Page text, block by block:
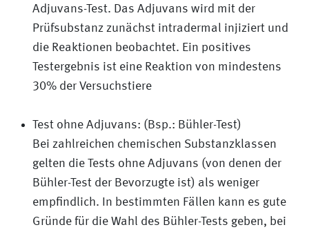
Adjuvans-Test. Das Adjuvans wird mit der
Prüfsubstanz zunächst intradermal injiziert und
die Reaktionen beobachtet. Ein positives
Testergebnis ist eine Reaktion von mindestens
30% der Versuchstiere
Test ohne Adjuvans: (Bsp.: Bühler-Test)
Bei zahlreichen chemischen Substanzklassen
gelten die Tests ohne Adjuvans (von denen der
Bühler-Test der Bevorzugte ist) als weniger
empfindlich. In bestimmten Fällen kann es gute
Gründe für die Wahl des Bühler-Tests geben, bei